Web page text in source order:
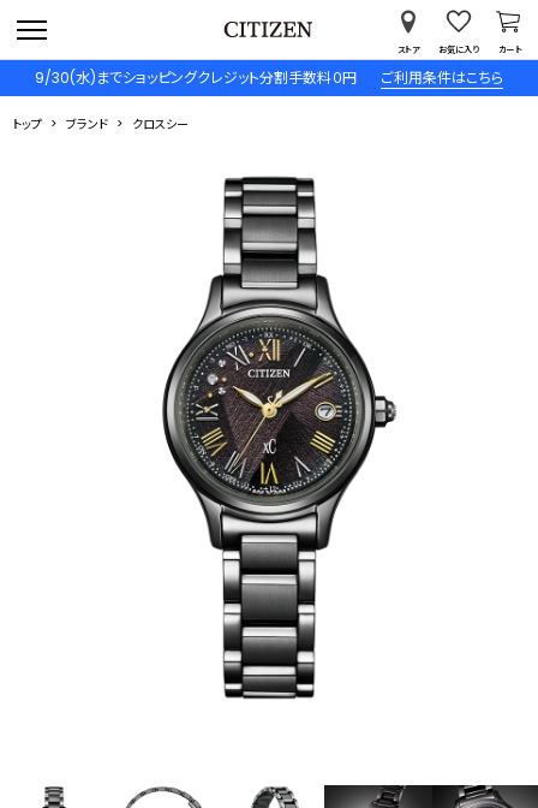
9/30(水)までショッピングクレジット分割手数料０円 ご利用条件はこちら
ストア お気に入り カート
トップ ブランド クロスシー